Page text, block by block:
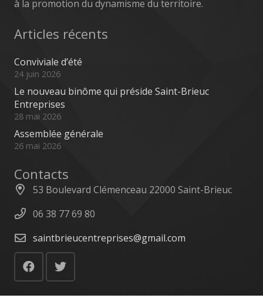
à la promotion du dynamisme du territoire.
Articles récents
Conviviale d’été
24 juin 2026
Le nouveau binôme qui préside Saint-Brieuc
Entreprises
28 mai 2026
Assemblée générale
26 mai 2026
Contacts
53 Boulevard Clémenceau 22000 Saint-Brieuc
06 38 77 69 80
saintbrieucentreprises@gmail.com